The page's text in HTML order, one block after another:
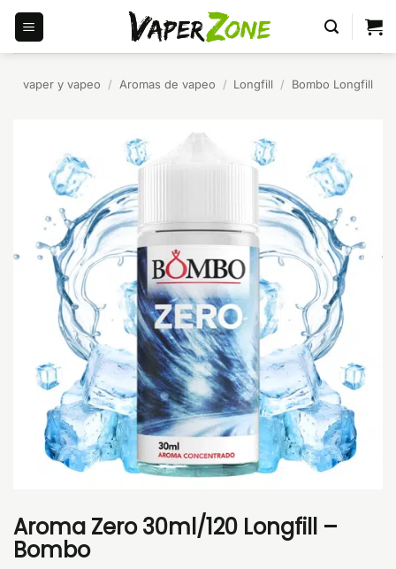
Saltar
contenido
vaper y vapeo / Aromas de vapeo / Longfill / Bombo Longfill
Aroma Zero 30ml/120 Longfill –
Bombo